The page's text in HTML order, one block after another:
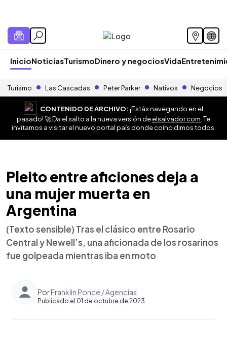
InicioNoticiasTurismoDinero y negociosVida
Turismo Las Cascadas Peter Parker Nativos Negocios
CONTENIDO DE ARCHIVO:¡Estás navegando en el
pasado! 🚀 Da el salto a la nueva versión deelsalvador.com . Te
invitamos a visitar el nuevo portal país donde coincidimos todos.
Pleito entre aficiones deja a
una mujer muerta en
Argentina
(Texto sensible) Tras el clásico entre Rosario
Central y Newell’s, una aficionada de los rosarinos
fue golpeada mientras iba en moto
PorFranklin Ponce / Agencias
Publicado el 01 de octubre de 2023